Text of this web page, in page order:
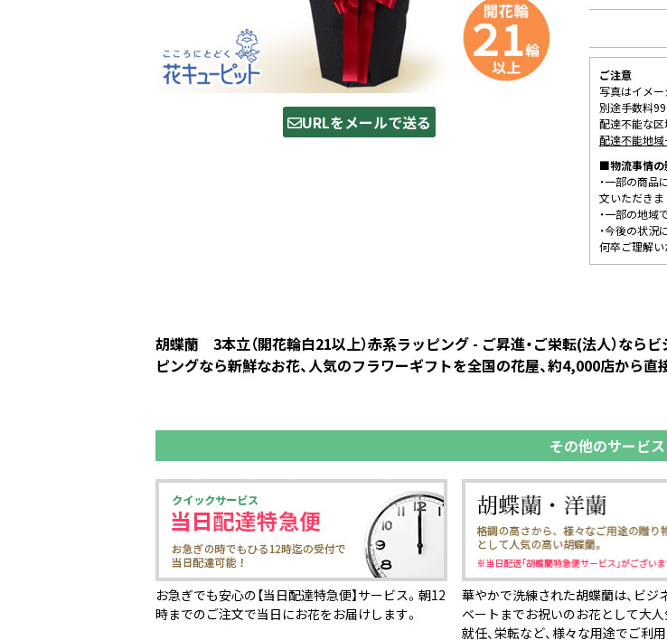
URLをメールで送る
ご注意
写真はイメー
別途手数料
配達不能な区
配達不能地
■物流事情の
・一部の商
文いただき
・一部の地
・今後の状
何卒ご理解い
胡蝶蘭 3本立（開花輪白21以上）赤系ラッピング - ご昇進・ご栄転(法人）なら
ピングなら新鮮なお花、人気のフラワーギフトを全国の花屋、約4,000店から直
その他のサービス
お急ぎでも安心の【当日配達特急便】サービス。朝12
時までのご注文で当日にお花をお届けします。
華やかで洗練された胡蝶蘭は、ビジ
ベートまでお祝いのお花として大人気
就任、栄転など、様々な用途でご利